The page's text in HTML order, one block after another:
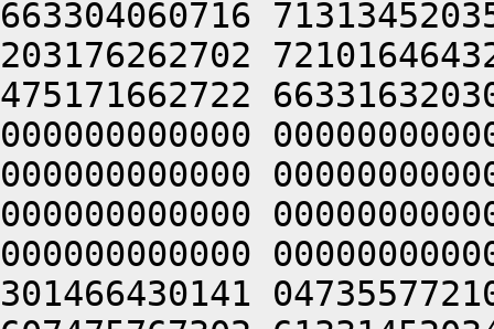
663304060716
203176262702
475171662722
000000000000
000000000000
000000000000
000000000000
301466430141